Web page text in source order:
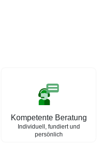
Kompetente Beratung
Individuell, fundiert und
persönlich